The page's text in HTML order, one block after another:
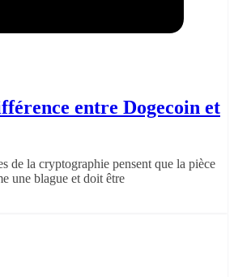
entre Dogecoin et
de la cryptographie pensent que la pièce
une blague et doit être